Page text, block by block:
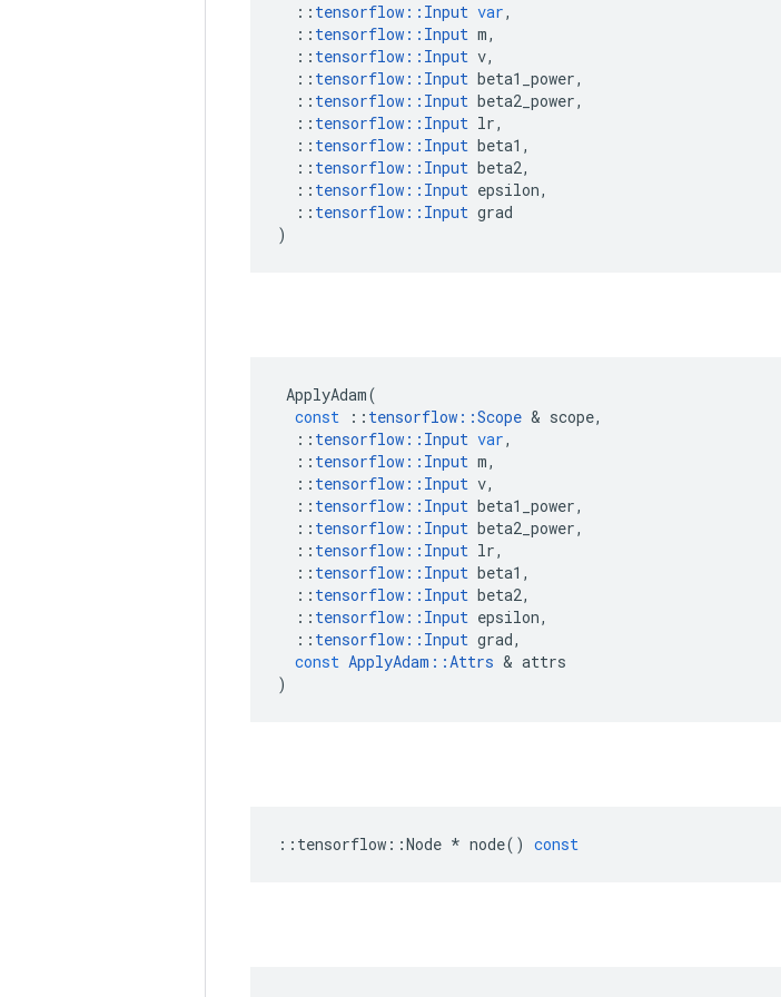
:: tensorflow :: Input var,
:: tensorflow :: Input m,
:: tensorflow :: Input v,
:: tensorflow :: Input beta1_power,
:: tensorflow :: Input beta2_power,
:: tensorflow :: Input lr,
:: tensorflow :: Input beta1 ,
:: tensorflow :: Input beta2,
:: tensorflow :: Input epsilon,
:: tensorflow :: Input grad
)
ApplyAdam(
const
:: tensorflow ::Scope & scope,
:: tensorflow :: Input var,
:: tensorflow :: Input m,
:: tensorflow :: Input v,
:: tensorflow :: Input beta1_power,
:: tensorflow :: Input beta2_power,
:: tensorflow :: Input lr,
:: tensorflow :: Input beta1 ,
:: tensorflow :: Input beta2,
:: tensorflow :: Input epsilon,
:: tensorflow :: Input grad,
const ApplyAdam ::Attrs & attrs
)
:: tensorflow ::Node * node() const